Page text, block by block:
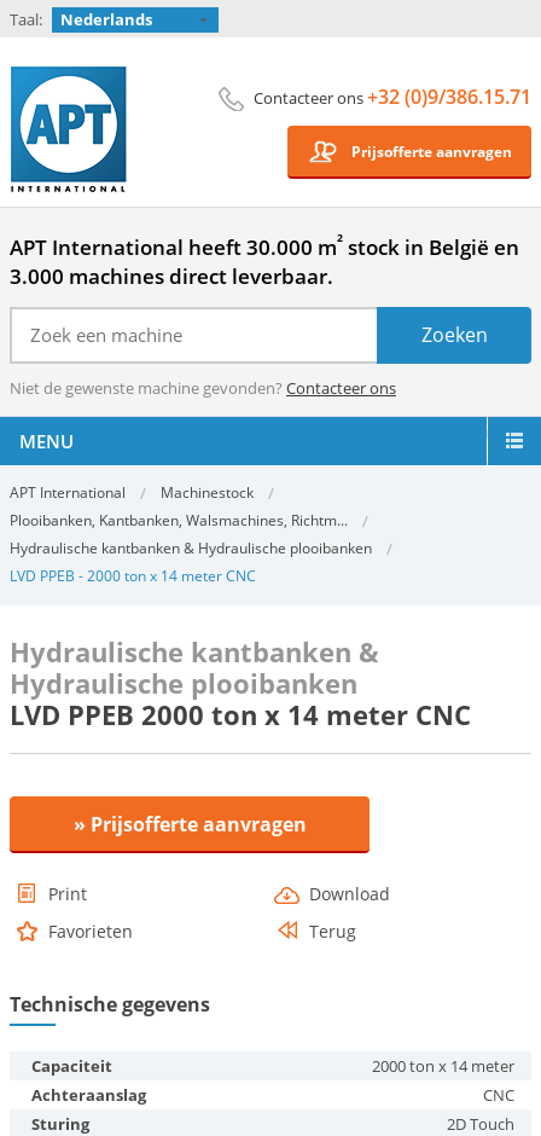
Taal: Nederlands
Contacteer ons+32 (0)9/386.15.71
Prijsofferte aanvragen
APT International heeft 30.000 m² stock in België en
3.000 machines direct leverbaar.
Niet de gewenste machine gevonden? Contacteer ons
MENU
APT International
Machinestock
Plooibanken, Kantbanken, Walsmachines, Richtm...
Hydraulische kantbanken & Hydraulische plooibanken
LVD PPEB - 2000 ton x 14 meter CNC
Hydraulische kantbanken &
Hydraulische plooibanken
LVD PPEB 2000 ton x 14 meter CNC
» Prijsofferte aanvragen
Print
Download
Favorieten
Terug
Technische gegevens
Capaciteit
2000 ton x 14 meter
Achteraanslag
CNC
Sturing
2D Touch